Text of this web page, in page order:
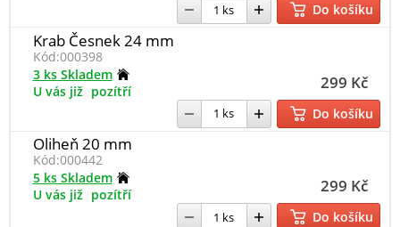
Do košíku
Krab Česnek 24 mm
Kód:000398
299 Kč
3 ks Skladem
U vás již pozítří
Do košíku
Oliheň 20 mm
Kód:000442
299 Kč
5 ks Skladem
U vás již pozítří
Do košíku